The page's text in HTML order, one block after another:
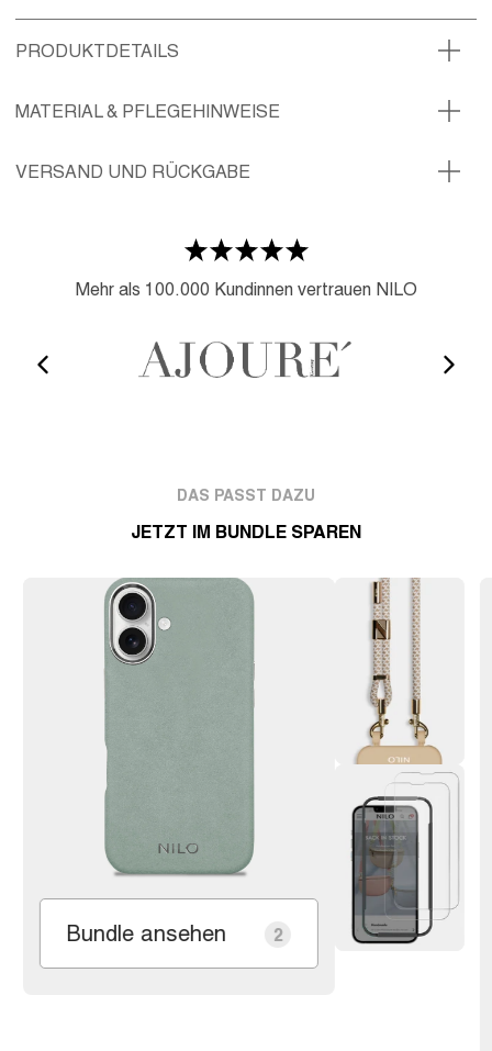
PRODUKTDETAILS
MATERIAL & PFLEGEHINWEISE
VERSAND UND RÜCKGABE
Mehr als 100.000 Kundinnen vertrauen NILO
DAS PASST DAZU
JETZT IM BUNDLE SPAREN
Bundle ansehen 2